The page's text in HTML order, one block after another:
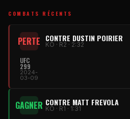
COMBATS RÉCENTS
PERTE CONTRE DUSTIN POIRIER
KO · R2 · 2:32
UFC
299
2024-
03-09
GAGNER CONTRE MATT FREVOLA
KO · R1 · 1:31